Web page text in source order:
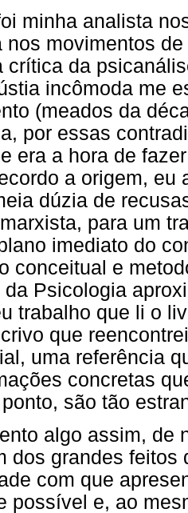
minha analista
nos movimentos
crítica da
incômoda me
(meados da
por essas
era a hora de
a origem, eu
dúzia de
para um
imediato do
conceitual e
Psicologia
trabalho que li o
que
uma referência
concretas
são tão
algo assim, de
dos grandes
com que
possível e, ao